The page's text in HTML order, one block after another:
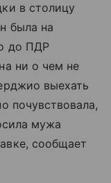
в столицу
была на
до ПДР
ни о чем не
выехать
почувствовала,
мужа
сообщает